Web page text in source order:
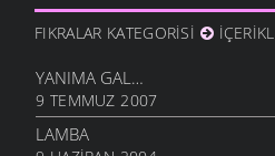
FIKRALAR KATEGORISI
YANIMA GAL…
9 TEMMUZ 2007
LAMBA